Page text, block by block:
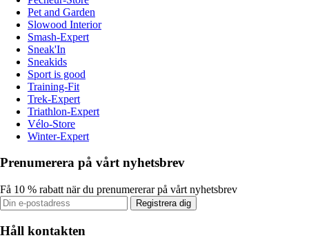
Pet and Garden
Slowood Interior
Smash-Expert
Sneak'In
Sneakids
Sport is good
Training-Fit
Trek-Expert
Triathlon-Expert
Vélo-Store
Winter-Expert
Prenumerera på vårt nyhetsbrev
Få 10 % rabatt när du prenumererar på vårt nyhetsbrev
Registrera dig
Håll kontakten